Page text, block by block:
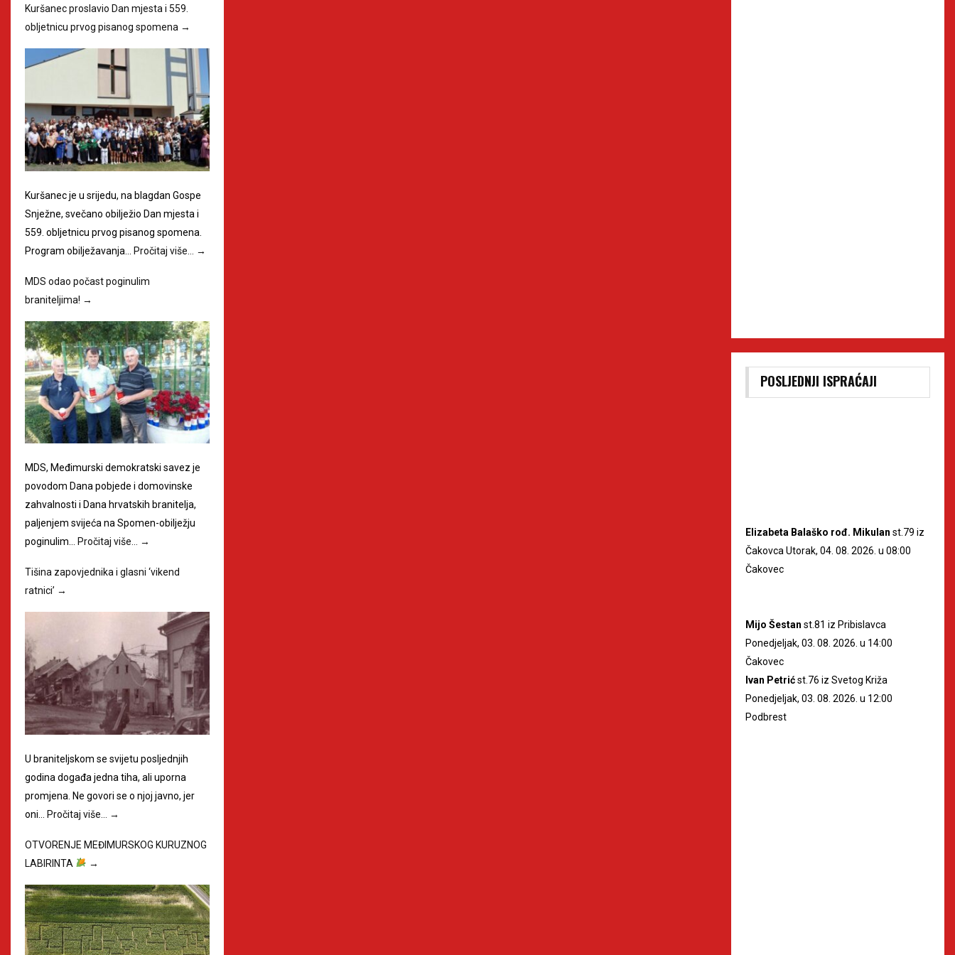
Kuršanec proslavio Dan mjesta i 559.
obljetnicu prvog pisanog spomena →
Kuršanec je u srijedu, na blagdan Gospe
Snježne, svečano obilježio Dan mjesta i
559. obljetnicu prvog pisanog spomena.
Program obilježavanja… Pročitaj više… →
MDS odao počast poginulim
braniteljima! →
MDS, Međimurski demokratski savez je
povodom Dana pobjede i domovinske
zahvalnosti i Dana hrvatskih branitelja,
paljenjem svijeća na Spomen-obilježju
poginulim… Pročitaj više… →
Tišina zapovjednika i glasni ‘vikend
ratnici’ →
U braniteljskom se svijetu posljednjih
godina događa jedna tiha, ali uporna
promjena. Ne govori se o njoj javno, jer
oni…
Pročitaj više… →
OTVORENJE MEĐIMURSKOG KURUZNOG
LABIRINTA
→
POSLJEDNJI ISPRAĆAJI
Elizabeta Balaško rođ. Mikulan st.79 iz
Čakovca Utorak, 04. 08. 2026. u 08:00
Čakovec
Mijo Šestan st.81 iz Pribislavca
Ponedjeljak, 03. 08. 2026. u 14:00
Čakovec
Ivan Petrićst.76 iz Svetog Križa
Ponedjeljak, 03. 08. 2026. u 12:00
Podbrest